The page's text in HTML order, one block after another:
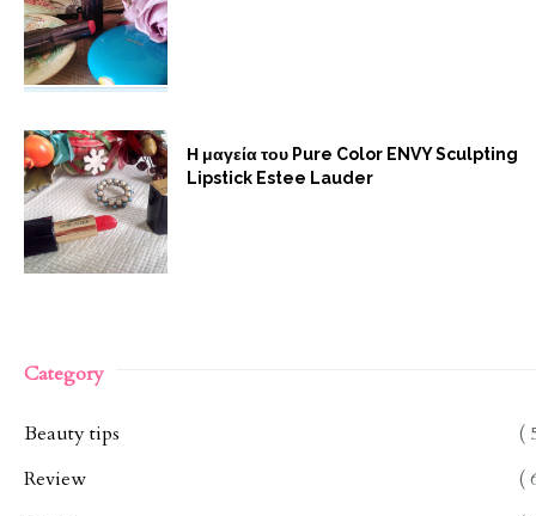
Η μαγεία του Pure Color ENVY Sculpting
Lipstick Estee Lauder
Category
Beauty tips
(
Review
(